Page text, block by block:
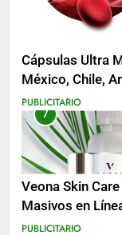
Cápsulas Ultra
México, Chile,
Costa Rica y Más
PUBLICITARIO
7
Veona Skin
Masivos en
PUBLICITARIO